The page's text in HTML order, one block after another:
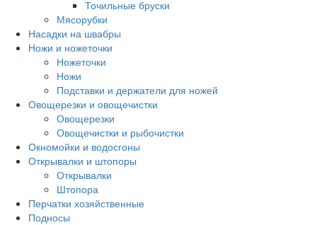
Точильные бруски
Мясорубки
Насадки на швабры
Ножи и ножеточки
Ножеточки
Ножи
Подставки и держатели для ножей
Овощерезки и овощечистки
Овощерезки
Овощечистки и рыбочистки
Окномойки и водосгоны
Открывалки и штопоры
Открывалки
Штопора
Перчатки хозяйственные
Подносы